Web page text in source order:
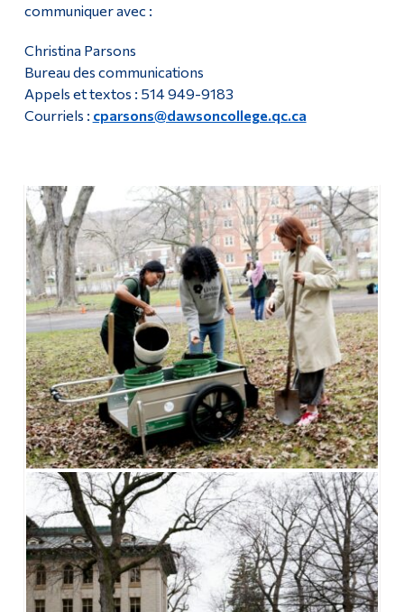
communiquer avec :
Christina Parsons
Bureau des communications
Appels et textos : 514 949-9183
Courriels : cparsons@dawsoncollege.qc.ca